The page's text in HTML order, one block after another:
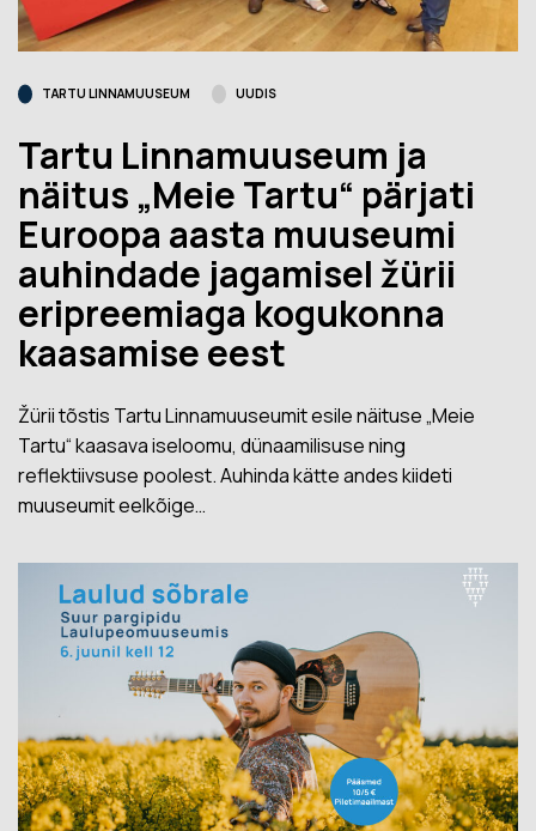
TARTU LINNAMUUSEUM UUDIS
Tartu Linnamuuseum ja
näitus „Meie Tartu“ pärjati
Euroopa aasta muuseumi
auhindade jagamisel žürii
eripreemiaga kogukonna
kaasamise eest
Žürii tõstis Tartu Linnamuuseumit esile näituse „Meie
Tartu“ kaasava iseloomu, dünaamilisuse ning
reflektiivsuse poolest. Auhinda kätte andes kiideti
muuseumit eelkõige…